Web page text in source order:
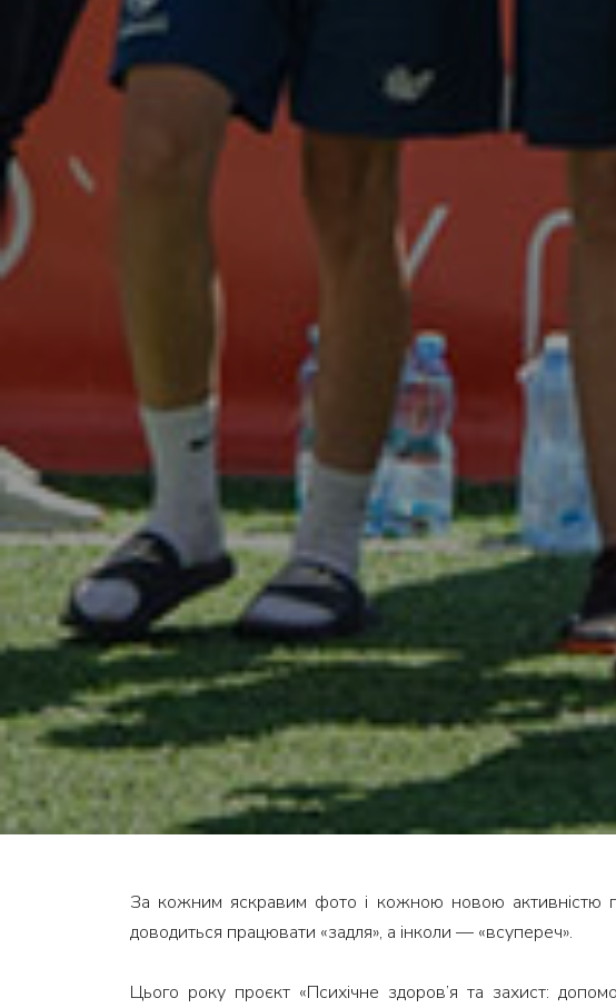
За кожним яскравим фото і кожною новою активністю
доводиться працювати «задля», а інколи — «всупереч».
Цього року проєкт «Психічне здоров’я та захист: